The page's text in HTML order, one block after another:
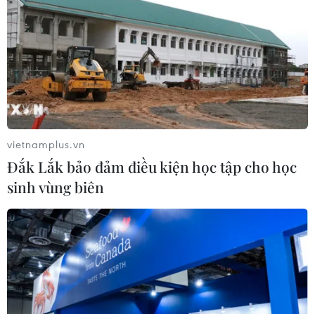
vietnamplus.vn
Đắk Lắk bảo đảm điều kiện học tập cho học
sinh vùng biên